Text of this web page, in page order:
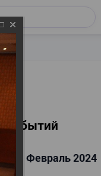
событий
Февраль 2024